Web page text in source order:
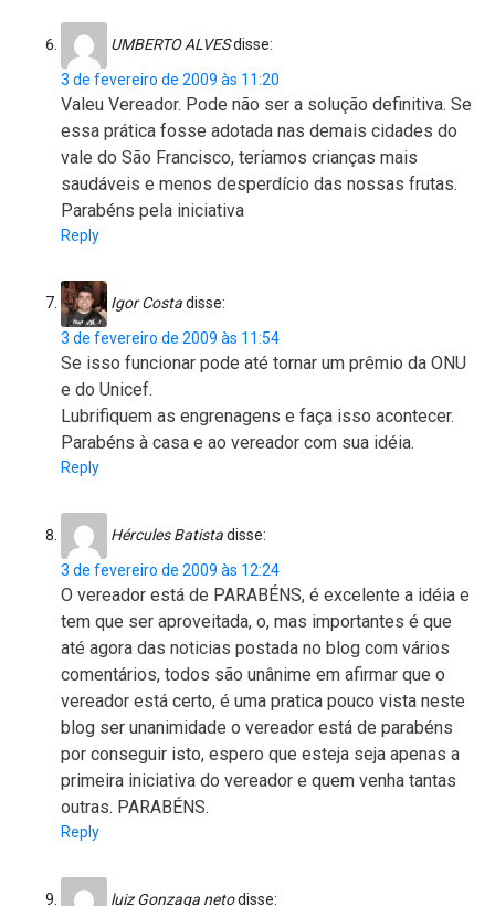
UMBERTO ALVESdisse:
3 de fevereiro de 2009 às 11:20
Valeu Vereador. Pode não ser a solução definitiva. Se
essa prática fosse adotada nas demais cidades do
vale do São Francisco, teríamos crianças mais
saudáveis e menos desperdício das nossas frutas.
Parabéns pela iniciativa
Reply
Igor Costadisse:
3 de fevereiro de 2009 às 11:54
Se isso funcionar pode até tornar um prêmio da ONU
e do Unicef.
Lubrifiquem as engrenagens e faça isso acontecer.
Parabéns à casa e ao vereador com sua idéia.
Reply
Hércules Batistadisse:
3 de fevereiro de 2009 às 12:24
O vereador está de PARABÉNS, é excelente a idéia e
tem que ser aproveitada, o, mas importantes é que
até agora das noticias postada no blog com vários
comentários, todos são unânime em afirmar que o
vereador está certo, é uma pratica pouco vista neste
blog ser unanimidade o vereador está de parabéns
por conseguir isto, espero que esteja seja apenas a
primeira iniciativa do vereador e quem venha tantas
outras. PARABÉNS.
Reply
luiz Gonzaga netodisse: